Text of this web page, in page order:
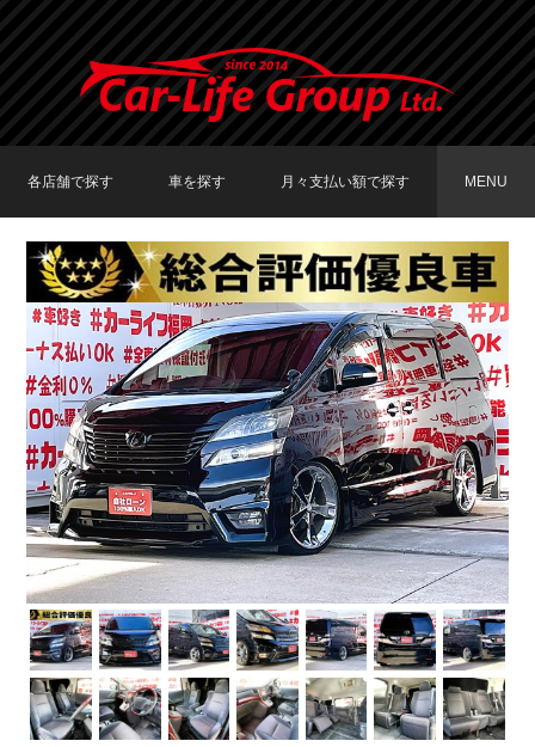
各店舗で探す
TOKYO店在庫車両
大阪店在庫車両
福岡店在庫車両
車を探す
車種で探す
メーカーで探す
月々支払い額で探す
〜19,999円
20,000円〜29,999円
30,000円〜39,999円
40,000円〜49,999円
50,000円〜
MENU